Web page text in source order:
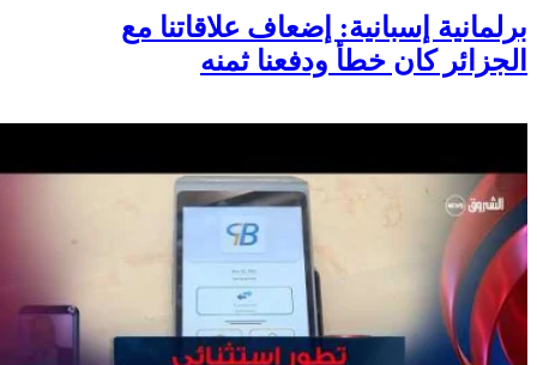
برلمانية إسبانية: إضعاف علاقاتنا مع
الجزائر كان خطأ ودفعنا ثمنه